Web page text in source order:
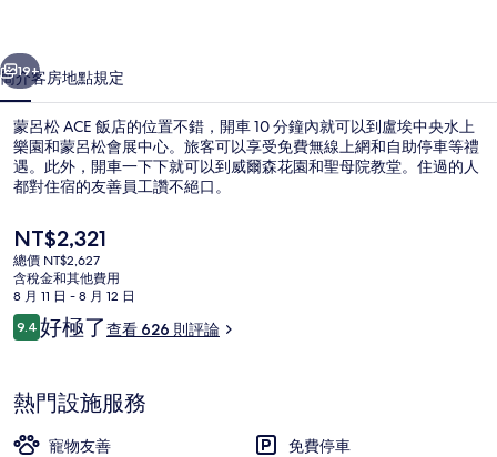
相
片
集
個 下一個
19+
簡介客房地點規定
蒙呂松 ACE 飯店的位置不錯，開車 10 分鐘內就可以到盧埃中央水上
樂園和蒙呂松會展中心。旅客可以享受免費無線上網和自助停車等禮
遇。此外，開車一下下就可以到威爾森花園和聖母院教堂。住過的人
都對住宿的友善員工讚不絕口。
目
前
的
價
格
是
NT$2,321
總價 NT$2,627
含稅金和其他費用
8 月 11 日 - 8 月 12 日
評
論
9.49.4 分，滿分 10 分，
好極了查看 626 則評論
熱門設施服務
寵物友善
免費停車